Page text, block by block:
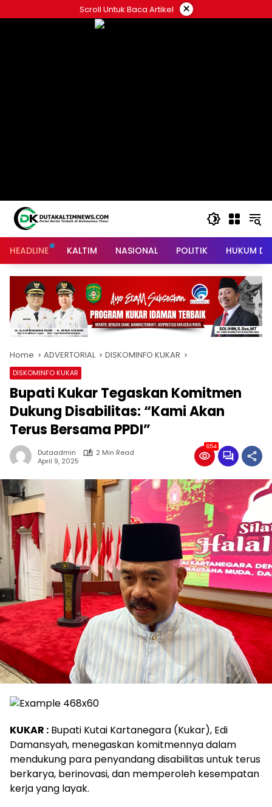
to
Scroll Untuk Baca Artikel ×
HEADLINE KALTIM NASIONAL POLITIK HUKUM
Home ADVERTORIAL DISKOMINFO KUKAR
DISKOMINFO KUKAR
Bupati Kukar Tegaskan Komitmen
Dukung Disabilitas: “Kami Akan
Terus Bersama PPDI”
Dutaadmin
2 Min Read
April 9, 2025
654
KUKAR : Bupati Kutai Kartanegara (Kukar), Edi
Damansyah, menegaskan komitmennya dalam
mendukung para penyandang disabilitas untuk terus
berkarya, berinovasi, dan memperoleh kesempatan
kerja yang layak.